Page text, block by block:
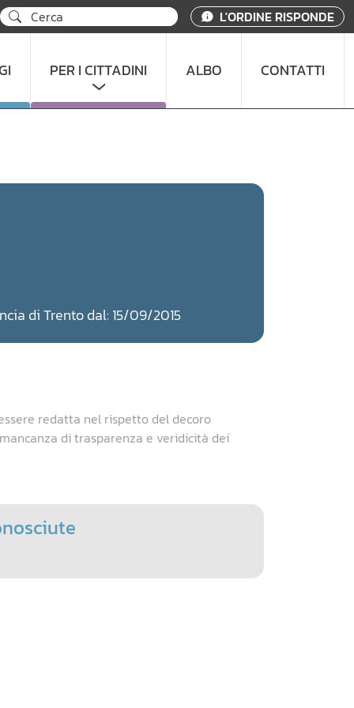
L'ORDINE RISPONDE
PER I CITTADINI ALBO CONTATTI
di Trento dal: 15/09/2015
redatta nel rispetto del decoro
di trasparenza e veridicità dei